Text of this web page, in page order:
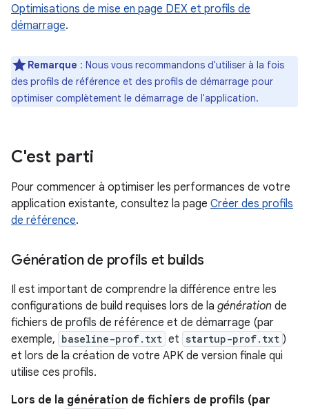
Optimisations de mise en page DEX et profils de
démarrage.
Remarque : Nous vous recommandons d'utiliser à la fois
des profils de référence et des profils de démarrage pour
optimiser complètement le démarrage de l'application.
C'est parti
Pour commencer à optimiser les performances de votre
application existante, consultez la page Créer des profils
de référence.
Génération de profils et builds
Il est important de comprendre la différence entre les
configurations de build requises lors de la génération de
fichiers de profils de référence et de démarrage (par
exemple, baseline-prof.txt et startup-prof.txt )
et lors de la création de votre APK de version finale qui
utilise ces profils.
Lors de la génération de fichiers de profils (par